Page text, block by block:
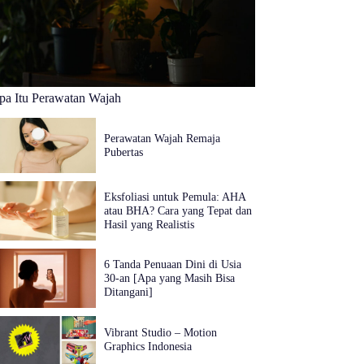
Itu Perawatan Wajah
Perawatan Wajah Remaja
Pubertas
Eksfoliasi untuk Pemula: AHA
atau BHA? Cara yang Tepat dan
Hasil yang Realistis
6 Tanda Penuaan Dini di Usia
30‑an [Apa yang Masih Bisa
Ditangani]
Vibrant Studio – Motion
Graphics Indonesia